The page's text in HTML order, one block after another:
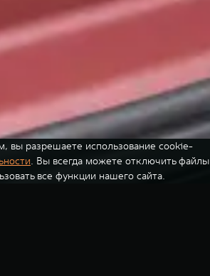
вы разрешаете использование cookie-
. Вы всегда можете отключить файлы
все функции нашего сайта.